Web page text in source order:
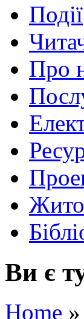
Події
Про
Ви є
Home »